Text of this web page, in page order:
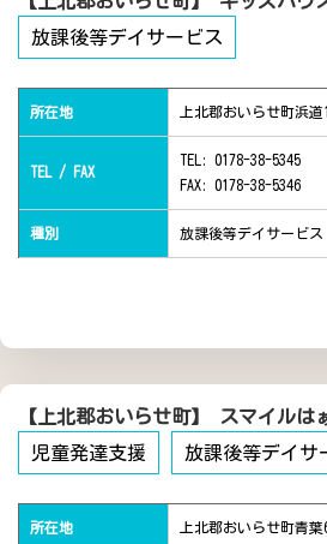
放課後等デイサービス
所在地 上北郡おいらせ町浜道
TEL / FAX
TEL: 0178-38-5345
FAX: 0178-38-5346
種別 放課後等デイサービス
【上北郡おいらせ町】 スマイルは
児童発達支援
放課後等デイサ
所在地 上北郡おいらせ町青